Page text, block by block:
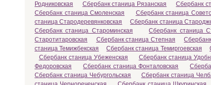
Родниковская
Сбербанк станица Рязанская Сбербанк
Сбербанк станица Смоленская
Сбербанк станица
станица Стародеревянковская
Сбербанк станица
Сбербанк станица Староминская
Сбербанк станица
Старотитаровская
Сбербанк станица Степная
станица Темижбекская
Сбербанк станица Темиргоевская
Сбербанк станица Убеженская
Сбербанк станица
Федоровская
Сбербанк станица Фонталовская
Сбербанк станица Чебургольская
Сбербанк станица